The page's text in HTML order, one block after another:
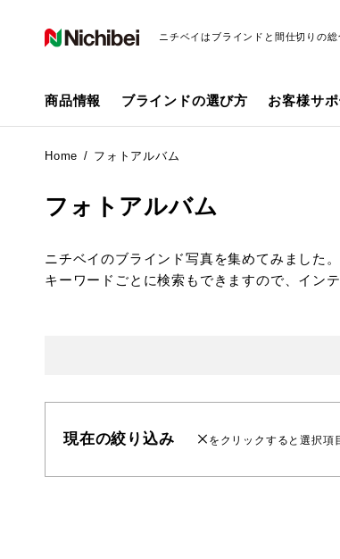
ニチベイはブラインドと間仕切りの
商品情報 ブラインドの選び方 お客様サポ
Home フォトアルバム
フォトアルバム
ニチベイのブラインド写真を集めてみました。
キーワードごとに検索もできますので、イン
現在の絞り込み をクリックすると選択項